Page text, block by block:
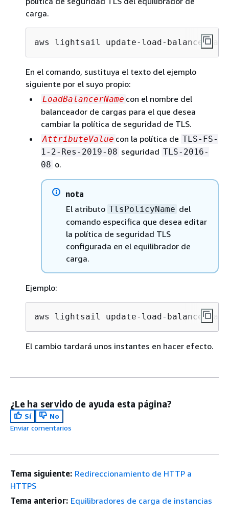
carga.
aws lightsail update-load-balancer-
En el comando, sustituya el texto del ejemplo
siguiente por el suyo propio:
LoadBalancerName con el nombre del
balanceador de cargas para el que desea
cambiar la política de seguridad de TLS.
AttributeValue con la política de TLS-FS-
1-2-Res-2019-08 seguridad TLS-2016-
08 o.
nota
El atributo TlsPolicyName del
comando especifica que desea editar
la política de seguridad TLS
configurada en el equilibrador de
carga.
Ejemplo:
aws lightsail update-load-balancer-
El cambio tardará unos instantes en hacer efecto.
¿Le ha servido de ayuda esta página?
Sí
No
Enviar comentarios
Tema siguiente: Redireccionamiento de HTTP a
HTTPS
Tema anterior: Equilibradores de carga de instancias